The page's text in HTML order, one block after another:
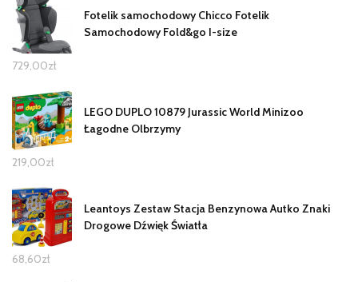
Fotelik samochodowy Chicco Fotelik
Samochodowy Fold&go I-size
729,00zł
LEGO DUPLO 10879 Jurassic World Minizoo
Łagodne Olbrzymy
219,00zł
Leantoys Zestaw Stacja Benzynowa Autko Znaki
Drogowe Dźwięk Światła
68,60zł